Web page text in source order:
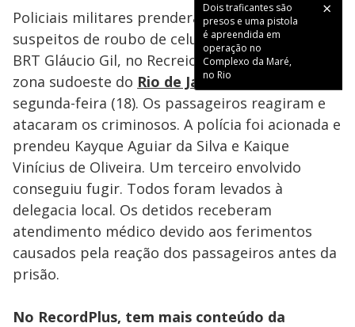
Dois traficantes são
presos e uma pistola
é apreendida em
operação no
Complexo da Maré,
no Rio
Policiais militares prenderam dois homens
suspeitos de roubo de celulares na estação de
BRT Gláucio Gil, no Recreio dos Bandeirantes,
zona sudoeste do Rio de Janeiro
segunda-feira (18). Os passageiros reagiram e
atacaram os criminosos. A polícia foi acionada e
prendeu Kayque Aguiar da Silva e Kaique
Vinícius de Oliveira. Um terceiro envolvido
conseguiu fugir. Todos foram levados à
delegacia local. Os detidos receberam
atendimento médico devido aos ferimentos
causados pela reação dos passageiros antes da
prisão.
No RecordPlus, tem mais conteúdo da